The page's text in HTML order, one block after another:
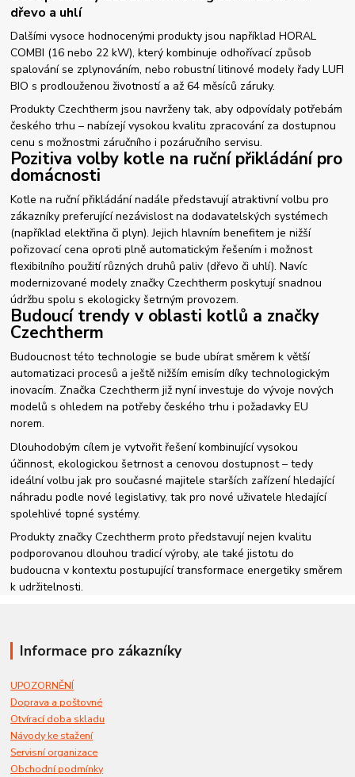
dřevo a uhlí
Dalšími vysoce hodnocenými produkty jsou například HORAL
COMBI (16 nebo 22 kW), který kombinuje odhořívací způsob
spalování se zplynováním, nebo robustní litinové modely řady LUFI
BIO s prodlouženou životností a až 64 měsíců záruky.
Produkty Czechtherm jsou navrženy tak, aby odpovídaly potřebám
českého trhu – nabízejí vysokou kvalitu zpracování za dostupnou
cenu s možnostmi záručního i pozáručního servisu.
Pozitiva volby kotle na ruční přikládání pro
domácnosti
Kotle na ruční přikládání nadále představují atraktivní volbu pro
zákazníky preferující nezávislost na dodavatelských systémech
(například elektřina či plyn). Jejich hlavním benefitem je nižší
pořizovací cena oproti plně automatickým řešením i možnost
flexibilního použití různých druhů paliv (dřevo či uhlí). Navíc
modernizované modely značky Czechtherm poskytují snadnou
údržbu spolu s ekologicky šetrným provozem.
Budoucí trendy v oblasti kotlů a značky
Czechtherm
Budoucnost této technologie se bude ubírat směrem k větší
automatizaci procesů a ještě nižším emisím díky technologickým
inovacím. Značka Czechtherm již nyní investuje do vývoje nových
modelů s ohledem na potřeby českého trhu i požadavky EU
norem.
Dlouhodobým cílem je vytvořit řešení kombinující vysokou
účinnost, ekologickou šetrnost a cenovou dostupnost – tedy
ideální volbu jak pro současné majitele starších zařízení hledající
náhradu podle nové legislativy, tak pro nové uživatele hledající
spolehlivé topné systémy.
Produkty značky Czechtherm proto představují nejen kvalitu
podporovanou dlouhou tradicí výroby, ale také jistotu do
budoucna v kontextu postupující transformace energetiky směrem
k udržitelnosti.
Informace pro zákazníky
UPOZORNĚNÍ
Doprava a poštovné
Otvírací doba skladu
Návody ke stažení
Servisní organizace
Obchodní podmínky